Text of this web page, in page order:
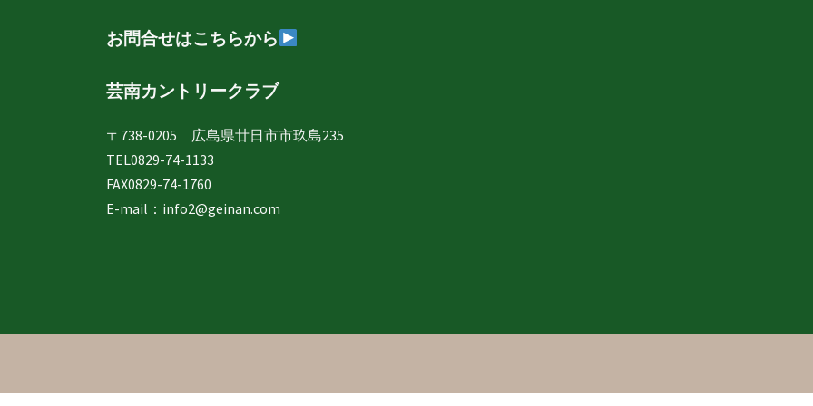
ー
シ
ョ
ン
お問合せはこちらから
芸南カントリークラブ
〒738-0205 広島県廿日市市玖島235
TEL0829-74-1133
FAX0829-74-1760
E-mail： info2@geinan.com